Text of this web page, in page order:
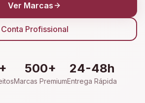
Ver Marcas
Conta Profissional
500+
Marcas Premium
24-48h
Entrega Rápida